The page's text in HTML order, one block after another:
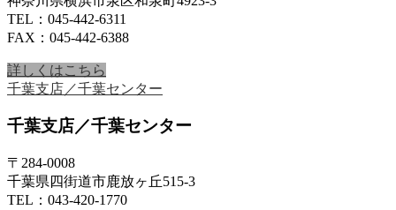
TEL：045-442-6311
FAX：045-442-6388
詳しくはこちら
千葉支店／千葉センター
千葉支店／千葉センター
〒284-0008
千葉県四街道市鹿放ヶ丘515-3
TEL：043-420-1770